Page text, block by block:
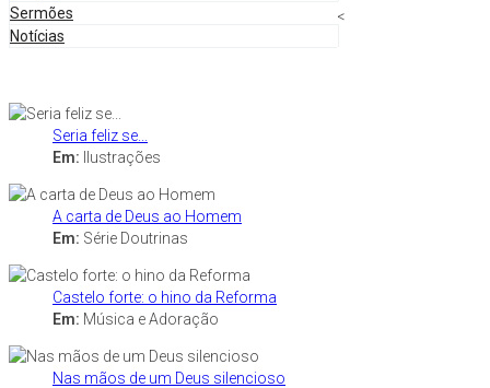
Sermões
Notícias
Seria feliz se...
Em: Ilustrações
A carta de Deus ao Homem
Em: Série Doutrinas
Castelo forte: o hino da Reforma
Em: Música e Adoração
Nas mãos de um Deus silencioso
<